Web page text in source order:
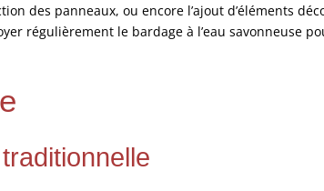
des panneaux, ou encore l’ajout d’éléments
régulièrement le bardage à l’eau savonneuse